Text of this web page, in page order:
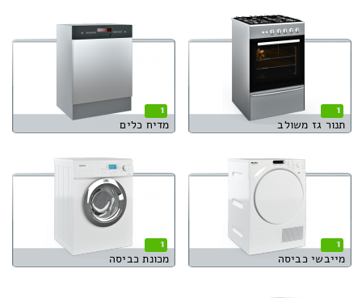
1
תנור גז משולב
1
מדיח כלים
1
מייבשי כביסה
1
מכונת כביסה